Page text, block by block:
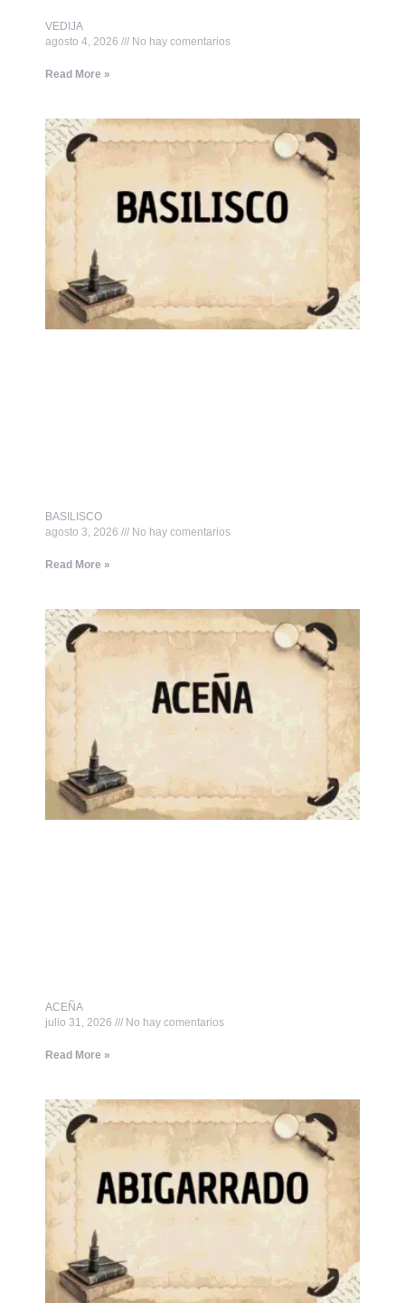
VEDIJA
agosto 4, 2026
No hay comentarios
Read More »
BASILISCO
agosto 3, 2026
No hay comentarios
Read More »
ACEÑA
julio 31, 2026
No hay comentarios
Read More »